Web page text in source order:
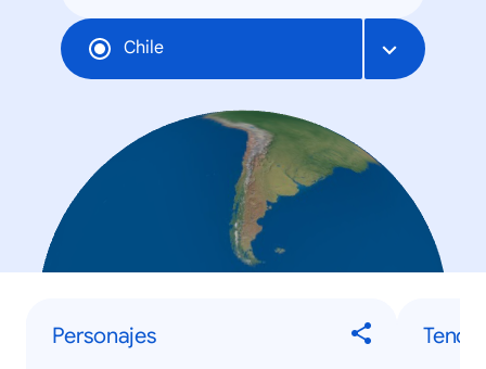
Chile
Personajes